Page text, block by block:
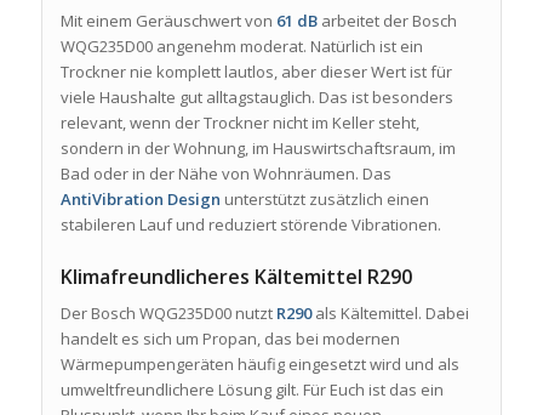
Mit einem Geräuschwert von 61 dBarbeitet der Bosch
WQG235D00 angenehm moderat. Natürlich ist ein
Trockner nie komplett lautlos, aber dieser Wert ist für
viele Haushalte gut alltagstauglich. Das ist besonders
relevant, wenn der Trockner nicht im Keller steht,
sondern in der Wohnung, im Hauswirtschaftsraum, im
Bad oder in der Nähe von Wohnräumen. Das
AntiVibration Design unterstützt zusätzlich einen
stabileren Lauf und reduziert störende Vibrationen.
Klimafreundlicheres Kältemittel R290
Der Bosch WQG235D00 nutzt R290als Kältemittel. Dabei
handelt es sich um Propan, das bei modernen
Wärmepumpengeräten häufig eingesetzt wird und als
umweltfreundlichere Lösung gilt. Für Euch ist das ein